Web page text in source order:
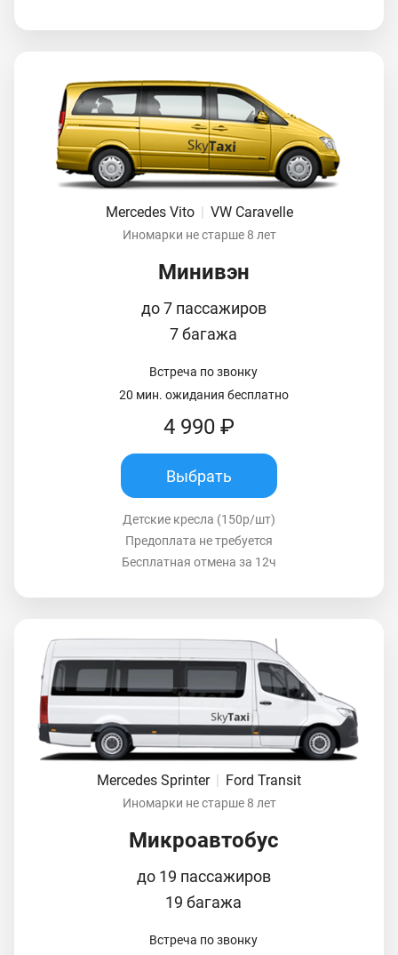
Mercedes Vito VW Caravelle
Иномарки не старше 8 лет
Минивэн
до 7 пассажиров
7 багажа
Встреча по звонку
20 мин. ожидания бесплатно
4 990 ₽
Выбрать
Детские кресла (150р/шт)
Предоплата не требуется
Бесплатная отмена за 12ч
Mercedes Sprinter | Ford Transit
Иномарки не старше 8 лет
Микроавтобус
до 19 пассажиров
19 багажа
Встреча по звонку